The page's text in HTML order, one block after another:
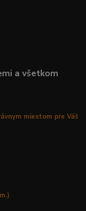
a všetkom
miestom pre Váš